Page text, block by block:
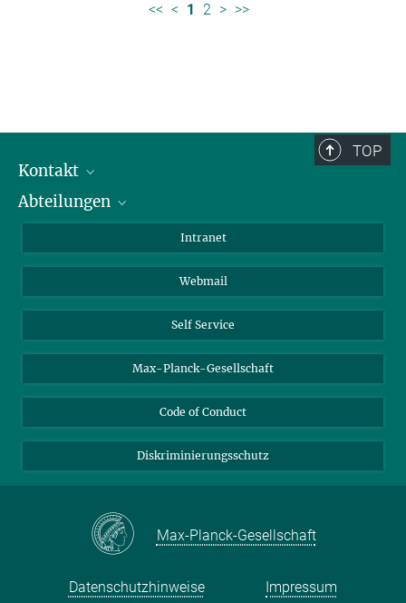
<< < 1 2 > >>
TOP
Kontakt
Mitarbeiterverzeichnis
Abteilungen
Biomolekulare Systeme
Kolloidchemie
Nachhaltige und Bio-inspirierte Materialien
Intranet
Webmail
Self Service
Max-Planck-Gesellschaft
Code of Conduct
Diskriminierungsschutz
Max-Planck-Gesellschaft
Datenschutzhinweise Impressum